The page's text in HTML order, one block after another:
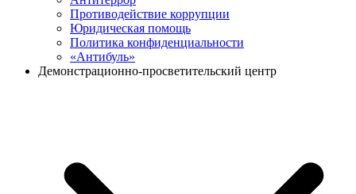
Противодействие коррупции
Юридическая помощь
Политика конфиденциальности
«Антибуль»
Демонстрационно-просветительский центр